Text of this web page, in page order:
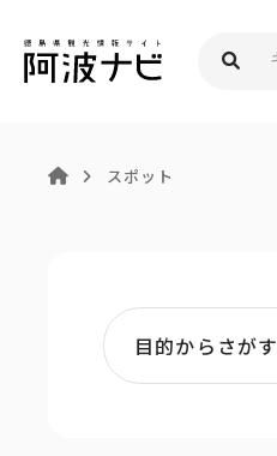
スポット
目的からさがす